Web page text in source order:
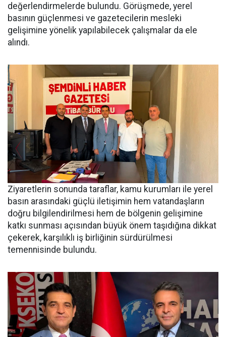
değerlendirmelerde bulundu. Görüşmede, yerel
basının güçlenmesi ve gazetecilerin mesleki
gelişimine yönelik yapılabilecek çalışmalar da ele
alındı.
Ziyaretlerin sonunda taraflar, kamu kurumları ile yerel
basın arasındaki güçlü iletişimin hem vatandaşların
doğru bilgilendirilmesi hem de bölgenin gelişimine
katkı sunması açısından büyük önem taşıdığına dikkat
çekerek, karşılıklı iş birliğinin sürdürülmesi
temennisinde bulundu.